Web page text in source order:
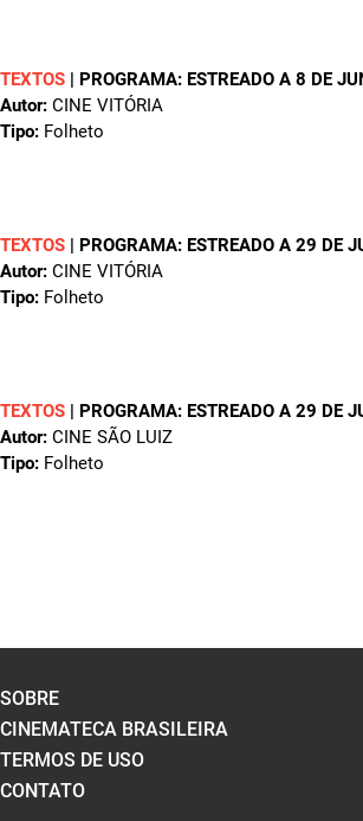
TEXTOS | PROGRAMA: ESTREADO A 8 DE
Autor: CINE VITÓRIA
Tipo: Folheto
TEXTOS | PROGRAMA: ESTREADO A 29 DE
Autor: CINE VITÓRIA
Tipo: Folheto
TEXTOS | PROGRAMA: ESTREADO A 29 DE
Autor: CINE SÃO LUIZ
Tipo: Folheto
SOBRE
CINEMATECA BRASILEIRA
TERMOS DE USO
CONTATO